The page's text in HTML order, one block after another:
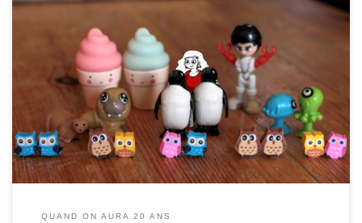
On a tous joué à « qu’est-ce que tu fais si tu gagnes le gros lot au
loto », ou « si tu avais trois vœux », ou encore « si tu avais un super
pouvoir »… Pour les enfants « ce sera comment quand tu seras
grand » c’est un peu pareil. Tout est possible. Vous entendez […]
QUAND ON AURA 20 ANS